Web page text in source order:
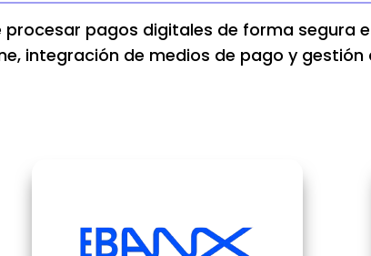
pagos digitales de forma segura
integración de medios de pago y gestión